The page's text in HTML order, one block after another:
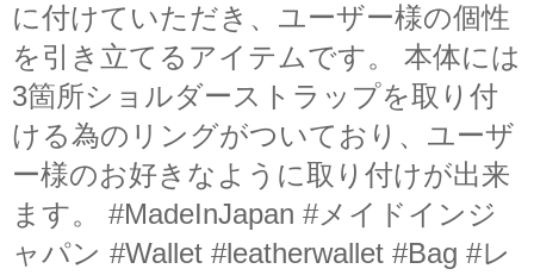
に付けていただき、ユーザー様の個性
を引き立てるアイテムです。 本体には
3箇所ショルダーストラップを取り付
ける為のリングがついており、ユーザ
ー様のお好きなように取り付けが出来
ます。 #MadeInJapan #メイドインジ
ャパン #Wallet #leatherwallet #Bag #レ